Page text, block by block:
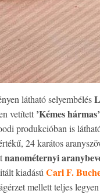
látható selyembélés
vetített ’Kémes hármas’
produkcióban is
24 karátos
nanométernyi
kiadású Carl F.
mellett teljes legyen